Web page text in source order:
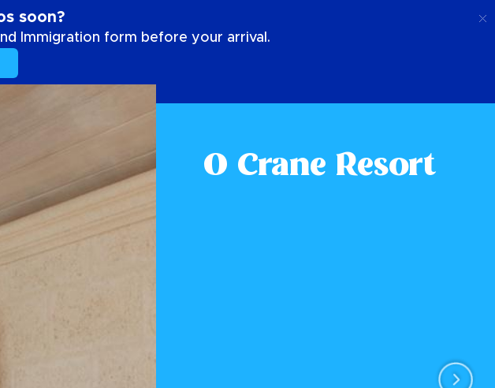
soon?
Immigration form before your arrival.
O Crane Resort